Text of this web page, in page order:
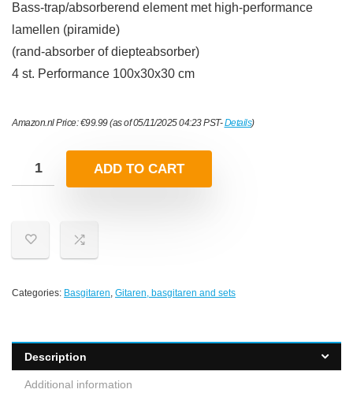
Bass-trap/absorberend element met high-performance
lamellen (piramide)
(rand-absorber of diepteabsorber)
4 st. Performance 100x30x30 cm
Amazon.nl Price:€99.99(as of 05/11/2025 04:23 PST-Details)
ADD TO CART
Categories: Basgitaren, Gitaren, basgitaren and sets
Description
Additional information